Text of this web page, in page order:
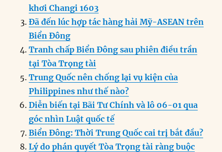
b
o
o
k
d
I
n
n
g p a
khơi Changi 1603
Đã đến lúc hợp tác hàng hải Mỹ-ASEAN trên
Biển Đông
Tranh chấp Biển Đông sau phiên điều trần
tại Tòa Trọng tài
Trung Quốc nên chống lại vụ kiện của
Philippines như thế nào?
Diễn biến tại Bãi Tư Chính và lô 06-01 qua
góc nhìn Luật quốc tế
Biển Đông: Thời Trung Quốc cai trị bắt đầu?
Lý do phán quyết Tòa Trọng tài ràng buộc